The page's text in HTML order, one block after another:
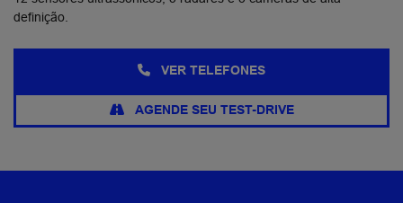
definição.
VER TELEFONES
AGENDE SEU TEST-DRIVE